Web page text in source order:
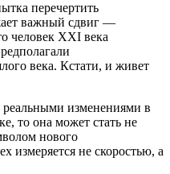
перечертить
важный сдвиг —
человек XXI века
века. Кстати, и живет
реальными изменениями в
то она может стать не
нового
измеряется не скоростью, а